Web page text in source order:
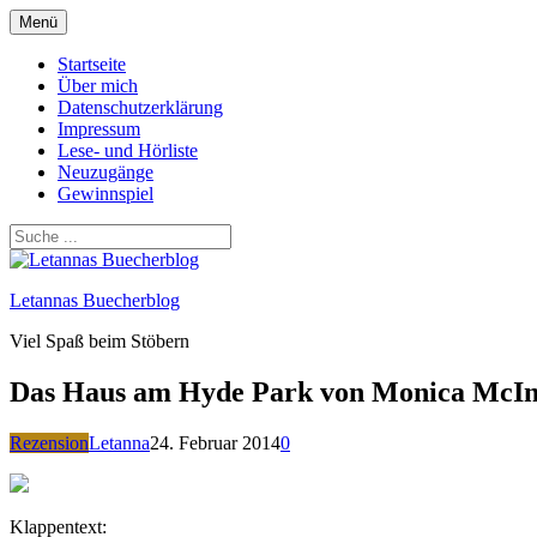
Zum
Inhalt
springen
Menü
Startseite
Über mich
Datenschutzerklärung
Impressum
Lese- und Hörliste
Neuzugänge
Gewinnspiel
Letannas Buecherblog
Viel Spaß beim Stöbern
Das Haus am Hyde Park von Monica
RezensionLetanna24. Februar 20140
Klappentext: